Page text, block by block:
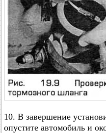
10. В завершение
опустите автомобиль и